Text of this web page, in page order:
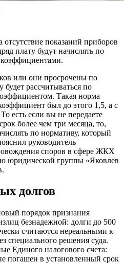
отсутствие показаний приборов
плату будут начислять по
или они просрочены по
будет рассчитываться по
Такая норма
был до этого 1,5, а с
есть если вы не передаете
более чем три месяца, то,
по нормативу, который
руководитель
споров в сфере ЖКХ
юридической группы «Яковлев
долгов
порядок признания
безнадежной: долги до 500
считаются нереальными к
специального решения суда.
Единого налогового счета:
погашен в установленный срок